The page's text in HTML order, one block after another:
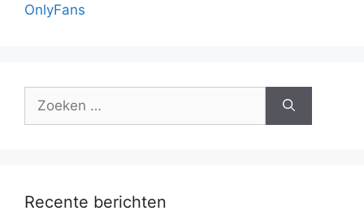
OnlyFans
naar:
Recente berichten